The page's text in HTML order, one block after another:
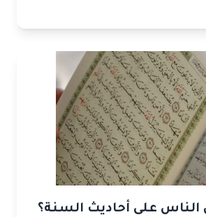
الناس على أحاديث السنة؟